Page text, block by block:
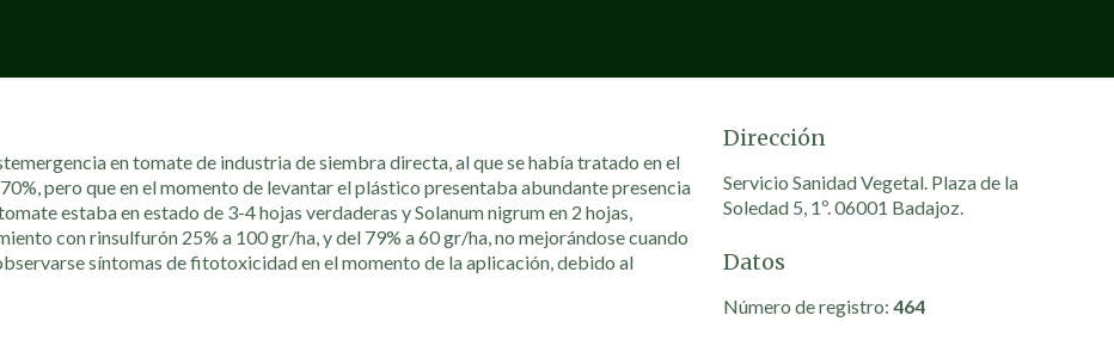
en tomate de industria de siembra directa, al que se había tratado en el
pero que en el momento de levantar el plástico presentaba abundante presencia
estaba en estado de 3-4 hojas verdaderas y Solanum nigrum en 2 hojas,
con rinsulfurón 25% a 100 gr/ha, y del 79% a 60 gr/ha, no mejorándose cuando
síntomas de fitotoxicidad en el momento de la aplicación, debido al
Dirección
Servicio Sanidad Vegetal. Plaza de la
Soledad 5, 1º. 06001 Badajoz.
Datos
Número de registro: 464